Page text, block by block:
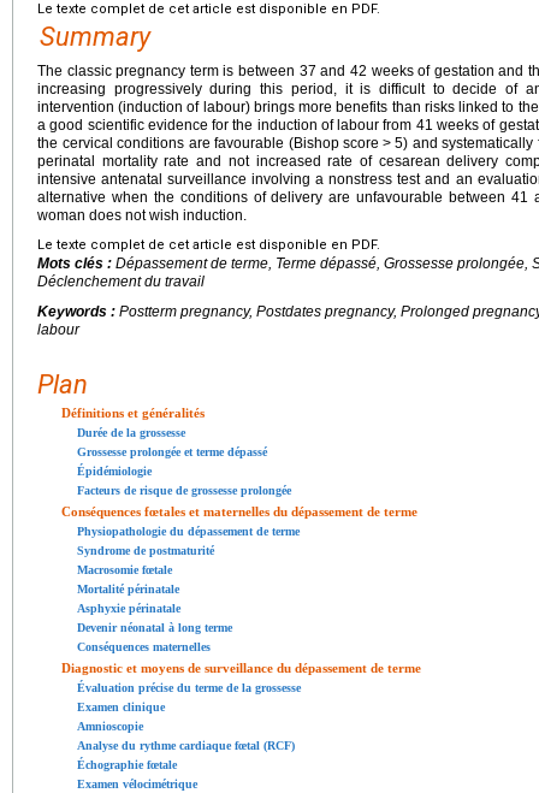
Le texte complet de cet article est disponible en PDF.
Summary
The classic pregnancy term is between 37 and 42 weeks of gestation and
increasing progressively during this period, it is difficult to decide of
intervention (induction of labour) brings more benefits than risks linked to
a good scientific evidence for the induction of labour from 41 weeks of
the cervical conditions are favourable (Bishop score > 5) and systematically
perinatal mortality rate and not increased rate of cesarean delivery
intensive antenatal surveillance involving a nonstress test and an
alternative when the conditions of delivery are unfavourable between
woman does not wish induction.
Le texte complet de cet article est disponible en PDF.
Mots clés : Dépassement de terme, Terme dépassé, Grossesse prolongée,
Déclenchement du travail
Keywords : Postterm pregnancy, Postdates pregnancy, Prolonged
labour
Plan
Définitions et généralités
Durée de la grossesse
Grossesse prolongée et terme dépassé
Épidémiologie
Facteurs de risque de grossesse prolongée
Conséquences fœtales et maternelles du dépassement de terme
Physiopathologie du dépassement de terme
Syndrome de postmaturité
Macrosomie fœtale
Mortalité périnatale
Asphyxie périnatale
Devenir néonatal à long terme
Conséquences maternelles
Diagnostic et moyens de surveillance du dépassement de terme
Évaluation précise du terme de la grossesse
Examen clinique
Amnioscopie
Analyse du rythme cardiaque fœtal (RCF)
Échographie fœtale
Examen vélocimétrique